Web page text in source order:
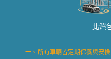
北灣
一、所有車輛皆定期保養與安